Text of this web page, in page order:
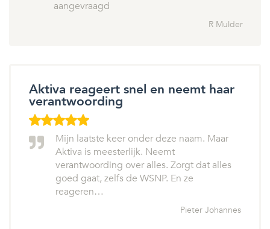
aangevraagd
R Mulder
Aktiva reageert snel en neemt haar
verantwoording
Mijn laatste keer onder deze naam. Maar
Aktiva is meesterlijk. Neemt
verantwoording over alles. Zorgt dat alles
goed gaat, zelfs de WSNP. En ze
reageren…
Pieter Johannes